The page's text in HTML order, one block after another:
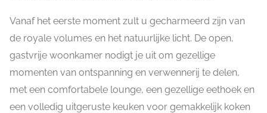
Vanaf het eerste moment zult u gecharmeerd zijn van
de royale volumes en het natuurlijke licht. De open,
gastvrije woonkamer nodigt je uit om gezellige
momenten van ontspanning en verwennerij te delen,
met een comfortabele lounge, een gezellige eethoek en
een volledig uitgeruste keuken voor gemakkelijk koken